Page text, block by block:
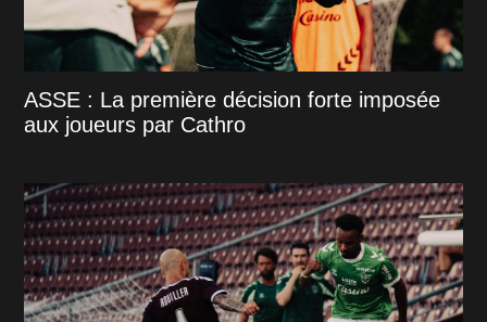
ASSE : La première décision forte imposée
aux joueurs par Cathro